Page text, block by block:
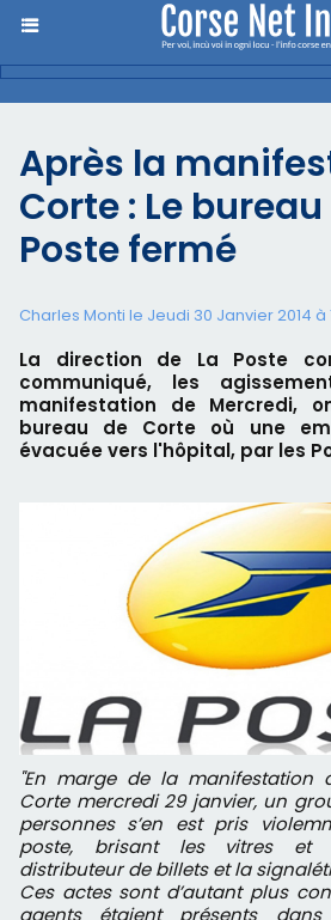
Après la
Corte : Le
Poste fermé
Charles Monti le Jeudi 30 Janvier 2014 à
La direction de La Poste
communiqué, les
manifestation de Mercredi,
bureau de Corte où une
évacuée vers l'hôpital, par les
"En marge de la manifestation qui s’est déroulée à
Corte mercredi 29 janvier, un
personnes s’en est pris
poste, brisant les vitres et
distributeur de billets et la
Ces actes sont d’autant plus
agents étaient présents dans